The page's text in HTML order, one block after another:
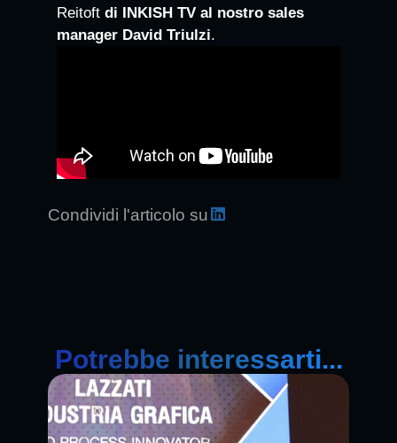
Reitoft di INKISH TV al nostro sales
manager David Triulzi.
Condividi l'articolo su
Potrebbe interessarti...